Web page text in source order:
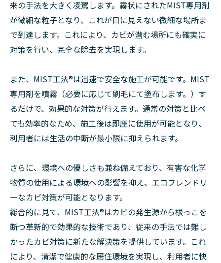
来の手法を大きく凌駕します。霧状にされたMIST専用剤
が微細な粒子となり、これが目に見えない微細な場所ま
で到達します。これにより、カビが潜む場所にも確実に
対策を行い、完全な除去を実現します。
また、MIST工法®は迅速で安全な施工が可能です。MIST
専用剤を噴霧（必要に応じて刷毛にて塗布します。）す
るだけで、効果的な対策が行えます。通常の対策と比べ
ても効率的なため、施工後は即座に使用が可能となり、
利用者には生活の中断が最小限に抑えられます。
さらに、環境への優しさも兼ね備えており、有害な化学
物質の使用による環境への影響を抑え、エコフレンドリ
ーなカビ対策が可能となります。
総合的に見て、MIST工法®はカビの発生源から根っこを
断つ革新的で効果的な技術であり、従来の手法では難し
かったカビ対策に新たな解決策を提供しています。これ
により、清潔で健康的な居住環境を実現し、利用者に快